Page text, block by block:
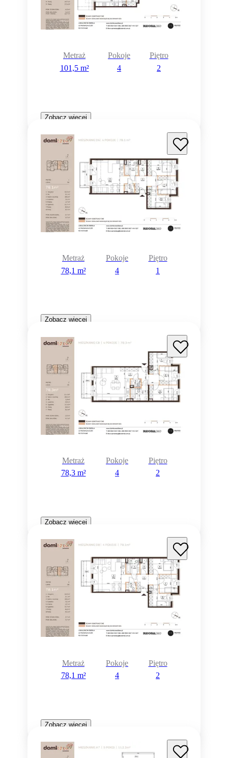
Metraż
101,5 m²
Pokoje
4
Piętro
2
Zobacz więcej
Metraż
78,1 m²
Pokoje
4
Piętro
1
Zobacz więcej
Metraż
78,3 m²
Pokoje
4
Piętro
2
Zobacz więcej
Metraż
78,1 m²
Pokoje
4
Piętro
2
Zobacz więcej